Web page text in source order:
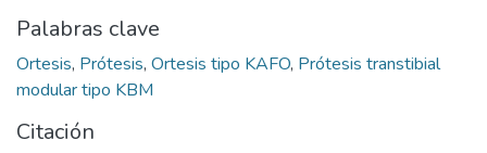
Palabras clave
Ortesis, Prótesis, Ortesis tipo KAFO, Prótesis transtibial
modular tipo KBM
Citación